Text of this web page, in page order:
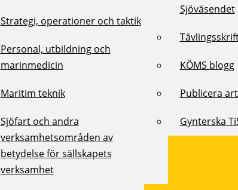
Strategi, operationer och taktik
Personal, utbildning och
marinmedicin
Maritim teknik
Sjöfart och andra
verksamhetsområden av
betydelse för sällskapets
verksamhet
Sjöväsendet
KÖMS blogg
Publicera
Gynterska